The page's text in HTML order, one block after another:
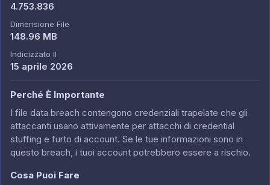
4.753.836
Dimensione File
148.96 MB
Indicizzato Il
15 aprile 2026
Perché È Importante
I file data breach contengono credenziali trapelate che gli
attaccanti usano attivamente per attacchi di credential
stuffing e furto di account. Se le tue informazioni sono in
questo breach, i tuoi account potrebbero essere a rischio.
Cosa Puoi Fare